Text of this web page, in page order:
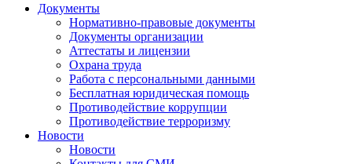
Документы
Нормативно-правовые документы
Документы организации
Аттестаты и лицензии
Охрана труда
Работа с персональными данными
Бесплатная юридическая помощь
Противодействие коррупции
Противодействие терроризму
Новости
Новости